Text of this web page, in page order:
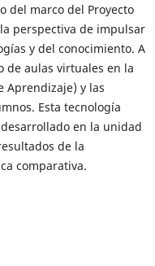
del marco del Proyecto
perspectiva de impulsar
y del conocimiento. A
de aulas virtuales en la
Aprendizaje) y las
Esta tecnología
en la unidad
de la
comparativa.